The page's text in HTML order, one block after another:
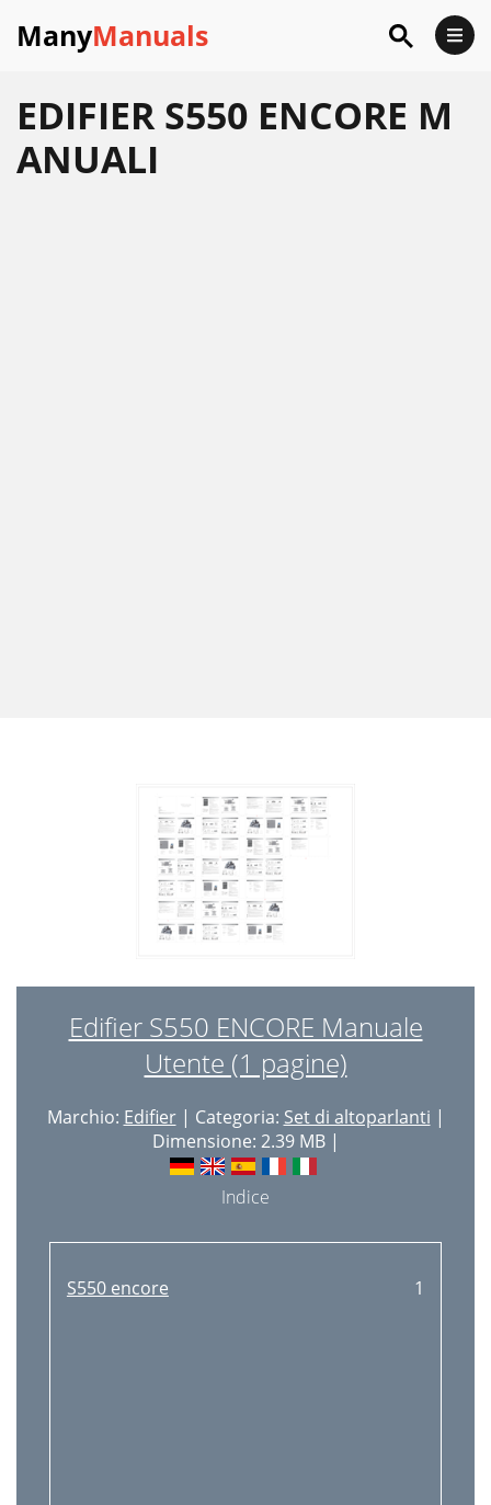
ManyManuals
EDIFIER S550 ENCORE M
ANUALI
Edifier S550 ENCORE Manuale
Utente (1 pagine)
Marchio: Edifier| Categoria: Set di altoparlanti |
Dimensione: 2.39 MB |
Indice
S550 encore 1